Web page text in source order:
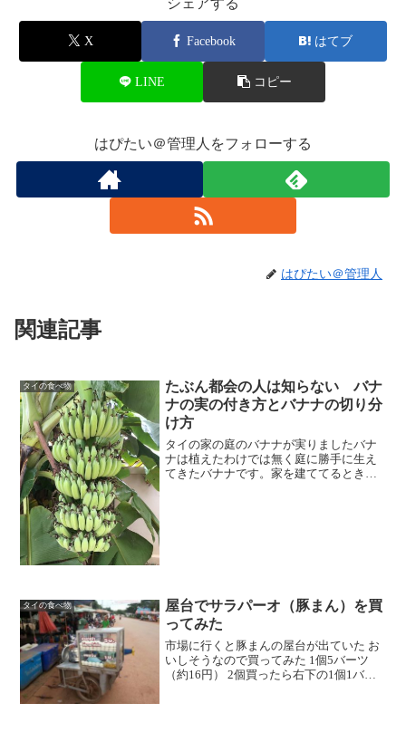
シェアする
X Facebook はてブ
LINE コピー
はぴたい＠管理人をフォローする
はぴたい＠管理人
関連記事
タイの食べ物
たぶん都会の人は知らない バナ
ナの実の付き方とバナナの切り分
け方
タイの家の庭のバナナが実りましたバナ
ナは植えたわけでは無く庭に勝手に生え
てきたバナナです。家を建ててるときに
タイの食べ物
屋台でサラパーオ（豚まん）を買
ってみた
市場に行くと豚まんの屋台が出ていた お
いしそうなので買ってみた 1個5バーツ
（約16円） 2個買ったら右下の1個1バー